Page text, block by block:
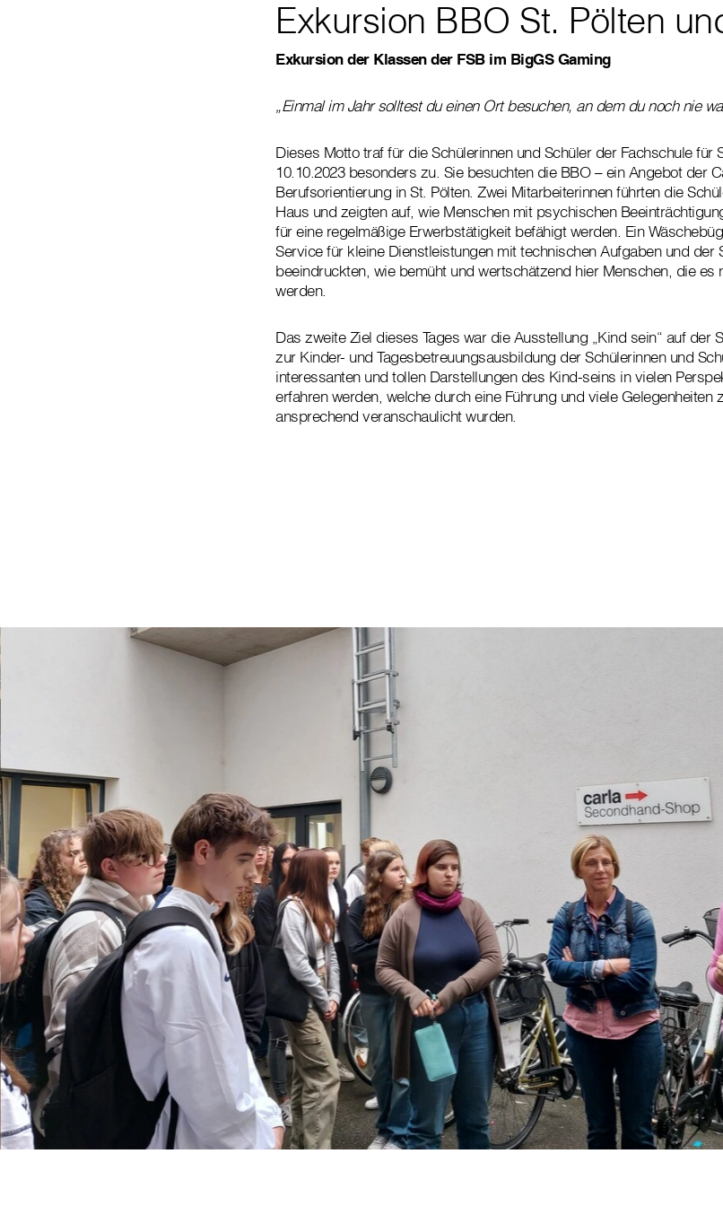
Exkursion BBO St. Pölten
Exkursion der Klassen der FSB im BigGS Gaming
„Einmal im Jahr solltest du einen Ort besuchen, an dem du noch nie
Dieses Motto traf für die Schülerinnen und Schüler der Fachschule für
10.10.2023 besonders zu. Sie besuchten die BBO – ein Angebot der
Berufsorientierung in St. Pölten. Zwei Mitarbeiterinnen führten die
Haus und zeigten auf, wie Menschen mit psychischen
für eine regelmäßige Erwerbstätigkeit befähigt werden. Ein
Service für kleine Dienstleistungen mit technischen Aufgaben und der
beeindruckten, wie bemüht und wertschätzend hier Menschen, die es
werden.
Das zweite Ziel dieses Tages war die Ausstellung „Kind sein“ auf der
zur Kinder- und Tagesbetreuungsausbildung der Schülerinnen und
interessanten und tollen Darstellungen des Kind-seins in vielen
erfahren werden, welche durch eine Führung und viele Gelegenheiten
ansprechend veranschaulicht wurden.